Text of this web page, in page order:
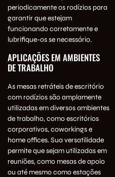
periodicamente os rodízios para
garantir que estejam
funcionando corretamente e
lubrifique-os se necessário.
APLICAÇÕES EM AMBIENTES
DE TRABALHO
As mesas retráteis de escritório
com rodízios são amplamente
utilizadas em diversos ambientes
de trabalho, como escritórios
corporativos, coworkings e
home offices. Sua versatilidade
permite que sejam utilizadas em
reuniões, como mesas de apoio
ou até mesmo como estações